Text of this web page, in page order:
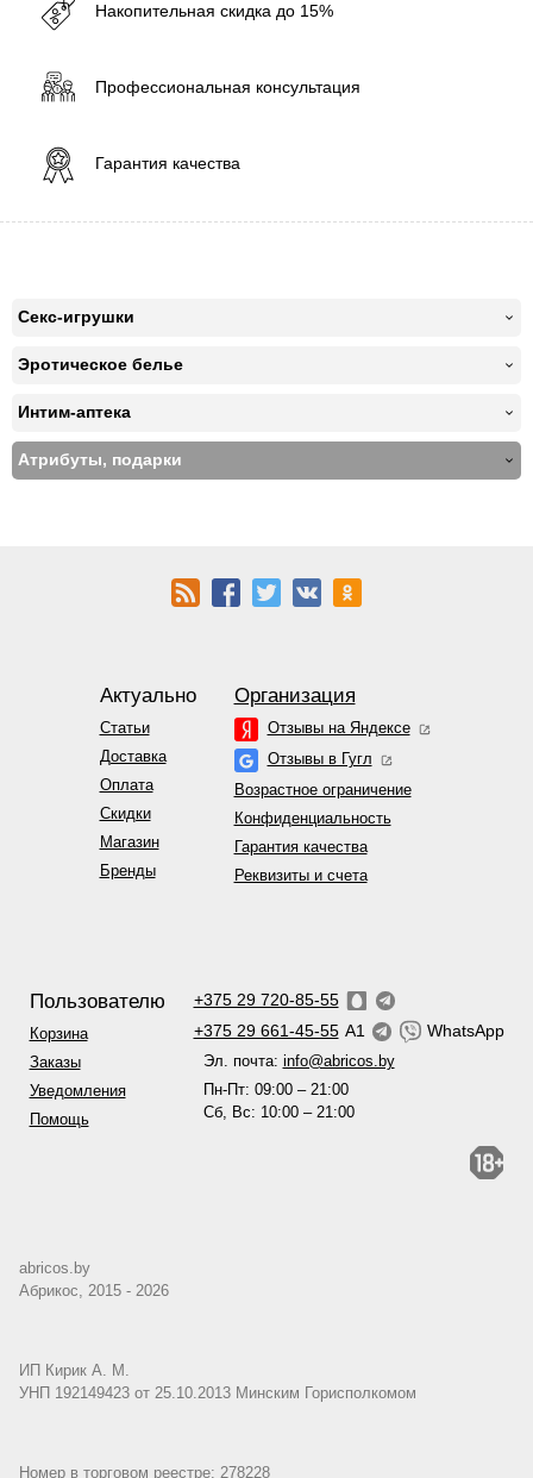
Накопительная скидка до 15%
Профессиональная консультация
Гарантия качества
Секс-игрушки
Эротическое белье
Интим-аптека
Атрибуты, подарки
Актуально
Статьи
Доставка
Оплата
Скидки
Магазин
Бренды
Организация
Отзывы на Яндексе
Отзывы в Гугл
Возрастное ограничение
Конфиденциальность
Гарантия качества
Реквизиты и счета
Пользователю
Корзина
Заказы
Уведомления
Помощь
+375 29 720-85-55
+375 29 661-45-55 A1 WhatsApp
Эл. почта: info@abricos.by
Пн-Пт: 09:00 – 21:00
Сб, Вс: 10:00 – 21:00
abricos.by
Абрикос, 2015 - 2026
ИП Кирик А. М.
УНП 192149423 от 25.10.2013 Минским Горисполкомом
Номер в торговом реестре: 278228